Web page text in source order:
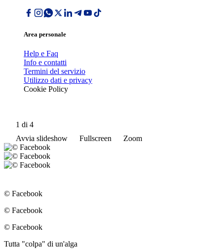
Area personale
Help e Faq
Info e contatti
Termini del servizio
Utilizzo dati e privacy
Cookie Policy
1 di 4
Avvia slideshow
Fullscreen Zoom
© Facebook
© Facebook
© Facebook
Tutta "colpa" di un'alga